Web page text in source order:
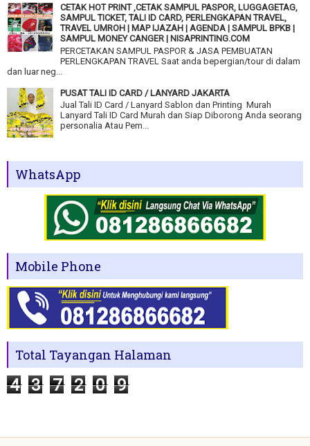
CETAK HOT PRINT ,CETAK SAMPUL PASPOR, LUGGAGETAG,
SAMPUL TICKET, TALI ID CARD, PERLENGKAPAN TRAVEL,
TRAVEL UMROH | MAP IJAZAH | AGENDA | SAMPUL BPKB |
SAMPUL MONEY CANGER | NISAPRINTING.COM
PERCETAKAN SAMPUL PASPOR & JASA PEMBUATAN
PERLENGKAPAN TRAVEL Saat anda bepergian/tour di dalam
dan luar neg...
PUSAT TALI ID CARD / LANYARD JAKARTA
Jual Tali ID Card / Lanyard Sablon dan Printing Murah
Lanyard Tali ID Card Murah dan Siap Diborong Anda seorang
personalia Atau Pem...
WhatsApp
Mobile Phone
Total Tayangan Halaman
4 3 7 2 0 9